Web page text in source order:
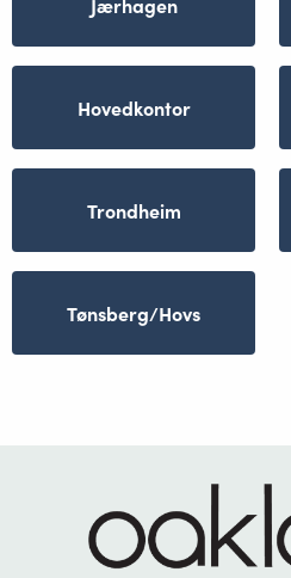
Hovedkontor
Trondheim
Tønsberg/Hovs